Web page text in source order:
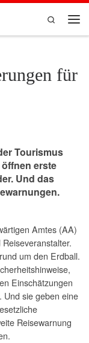
Search
für
Tourismus
erste
Und das
Amtes (AA)
um den Erdball.
Einschätzungen
sie geben eine
Reisewarnung